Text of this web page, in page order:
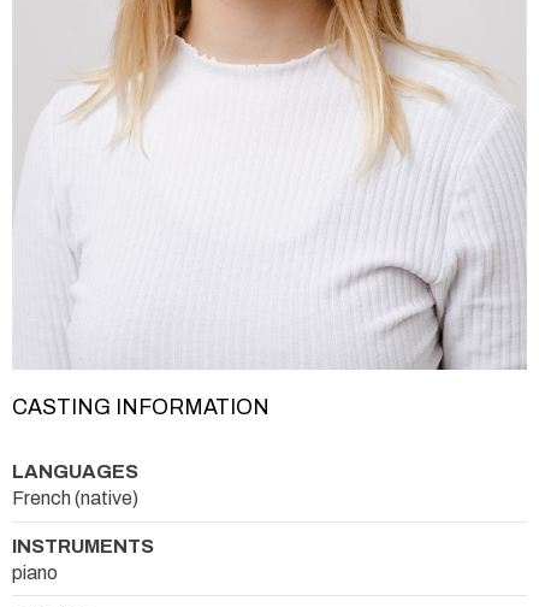
CASTING INFORMATION
LANGUAGES
French (native)
INSTRUMENTS
piano